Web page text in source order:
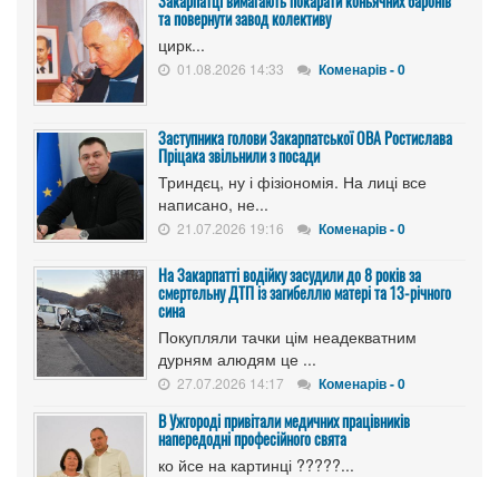
та повернути завод колективу
цирк...
01.08.2026 14:33 Коменарів - 0
Заступника голови Закарпатської ОВА Ростислава
Пріцака звільнили з посади
Триндєц, ну і фізіономія. На лиці все
написано, не...
21.07.2026 19:16 Коменарів - 0
На Закарпатті водійку засудили до 8 років за
смертельну ДТП із загибеллю матері та 13-річного
сина
Покупляли тачки цім неадекватним
дурням алюдям це ...
27.07.2026 14:17 Коменарів - 0
В Ужгороді привітали медичних працівників
напередодні професійного свята
ко йсе на картинці ?????...